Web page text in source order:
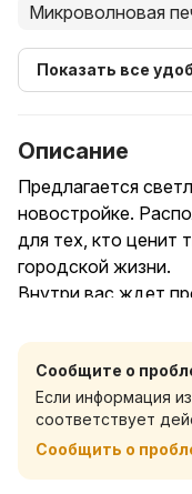
Микроволновая
Показать все
Описание
Предлагается
новостройке.
для тех, кто ценит
городской жизни.
Внутри вас ждет
просыпаться под
кофе на кухне и
полную тишину.
Почему это
· Локация:
Сообщите о
Если информация
соответствует
Сообщить о